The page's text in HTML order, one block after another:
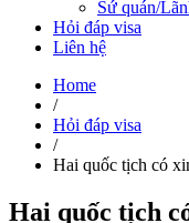
Sứ quán/
Hỏi đáp visa
Liên hệ
Home
/
Hỏi đáp visa
/
Hai quốc tịch có
Hai quốc tịch